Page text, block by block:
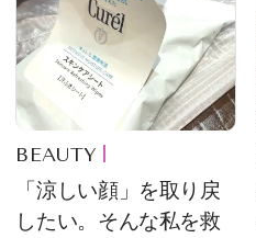
BEAUTY
「涼しい顔」を取り戻
したい。そんな私を救